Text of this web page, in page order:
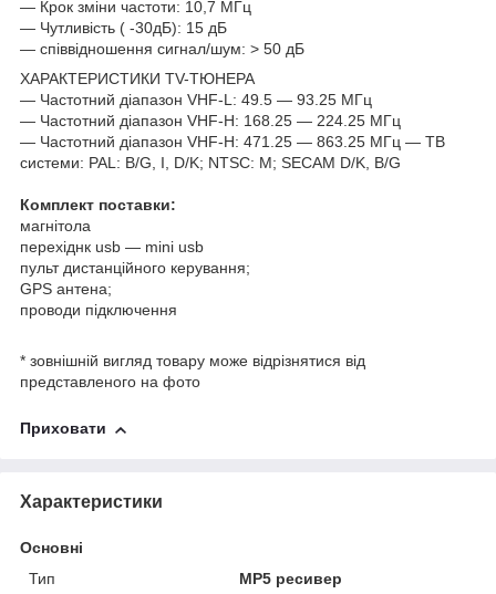
― Крок зміни частоти: 10,7 МГц
― Чутливість ( -30дБ): 15 дБ
― співвідношення сигнал/шум: > 50 дБ
ХАРАКТЕРИСТИКИ TV-ТЮНЕРА
― Частотний діапазон VHF-L: 49.5 ― 93.25 МГц
― Частотний діапазон VHF-H: 168.25 ― 224.25 МГц
― Частотний діапазон VHF-H: 471.25 ― 863.25 МГц ― ТВ
системи: PAL: B/G, I, D/K; NTSC: M; SECAM D/K, B/G
Комплект поставки:
магнітола
перехіднк usb ― mini usb
пульт дистанційного керування;
GPS антена;
проводи підключення
* зовнішній вигляд товару може відрізнятися від
представленого на фото
Приховати
Характеристики
Основні
Тип
MP5 ресивер